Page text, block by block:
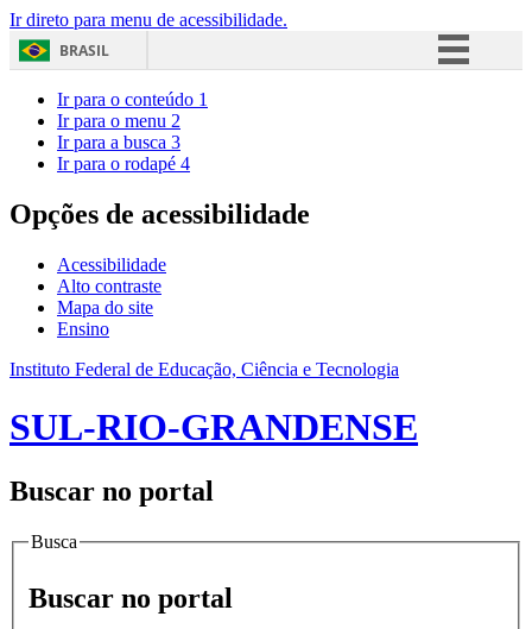
Ir direto para menu de acessibilidade.
BRASIL
Acesso à informação
Ir para o conteúdo 1
Ir para o menu 2
Ir para a busca 3
Ir para o rodapé 4
Opções de acessibilidade
Acessibilidade
Alto contraste
Mapa do site
Ensino
Instituto Federal de Educação, Ciência e Tecnologia
SUL-RIO-GRANDENSE
Buscar no portal
Busca
Buscar no portal